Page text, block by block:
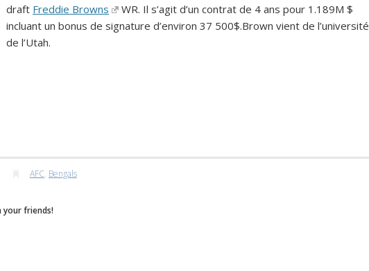
draft Freddie Browns
WR. Il s’agit d’un contrat de 4 ans pour 1.189M $
incluant un bonus de signature d’environ 37 500$.Brown vient de l’université
de l’Utah.
AFC, Bengals
your friends!